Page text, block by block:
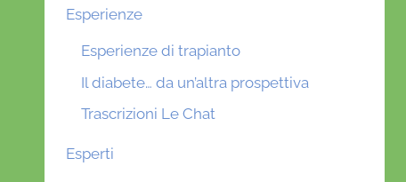
Esperienze
Esperienze di trapianto
Il diabete… da un’altra prospettiva
Trascrizioni Le Chat
Esperti